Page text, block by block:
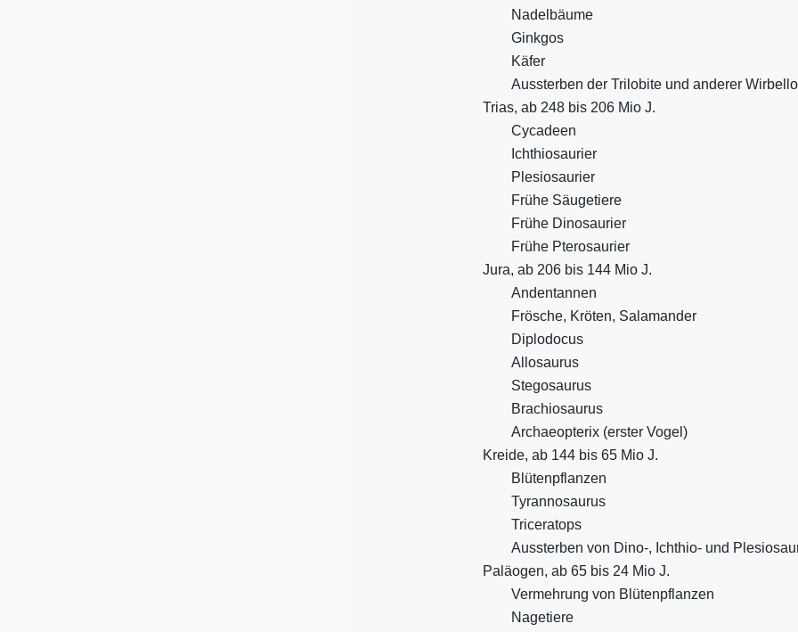
Nadelbäume
Ginkgos
Käfer
Aussterben der Trilobite und anderer
Trias, ab 248 bis 206 Mio J.
Cycadeen
Ichthiosaurier
Plesiosaurier
Frühe Säugetiere
Frühe Dinosaurier
Frühe Pterosaurier
Jura, ab 206 bis 144 Mio J.
Andentannen
Frösche, Kröten, Salamander
Diplodocus
Allosaurus
Stegosaurus
Brachiosaurus
Archaeopterix (erster Vogel)
Kreide, ab 144 bis 65 Mio J.
Blütenpflanzen
Tyrannosaurus
Triceratops
Aussterben von Dino-, Ichthio- und
Paläogen, ab 65 bis 24 Mio J.
Vermehrung von Blütenpflanzen
Nagetiere